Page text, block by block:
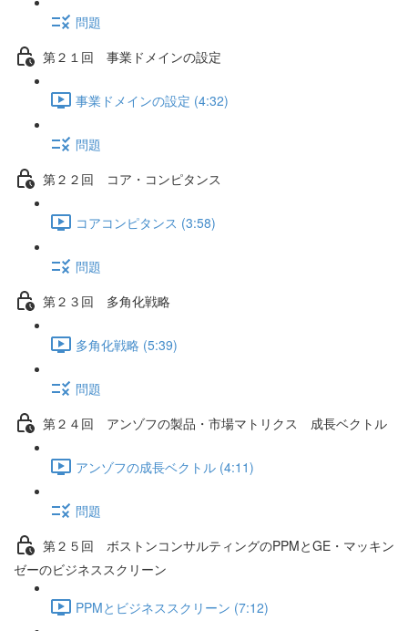
問題
第２１回 事業ドメインの設定
事業ドメインの設定 (4:32)
問題
第２２回 コア・コンピタンス
コアコンピタンス (3:58)
問題
第２３回 多角化戦略
多角化戦略 (5:39)
問題
第２４回 アンゾフの製品・市場マトリクス 成長ベクトル
アンゾフの成長ベクトル (4:11)
問題
第２５回 ボストンコンサルティングのPPMとGE・マッキン
ゼーのビジネススクリーン
PPMとビジネススクリーン (7:12)